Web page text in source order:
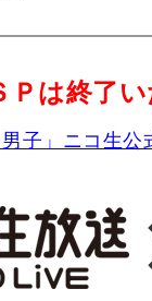
は終了い
子」ニコ生公